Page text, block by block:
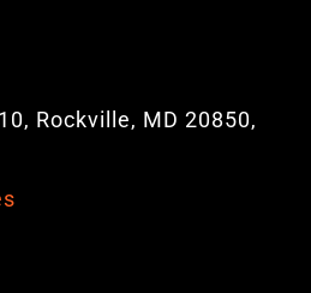
Rockville, MD 20850,